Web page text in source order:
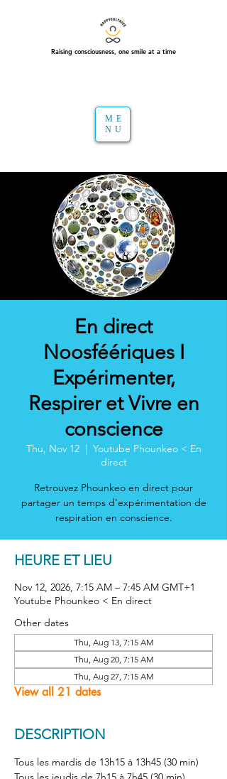
Raising consciousness, one smile at a time
ME
NU
En direct
Noosféériques I
Expérimenter,
Respirer et Vivre en
conscience
Thu, Nov 12
  |
Youtube Phounkeo < En
direct
Retrouvez Phounkeo en direct pour
partager un temps d'expérimentation de
respiration en conscience.
HEURE ET LIEU
Nov 12, 2026, 7:15 AM – 7:45 AM GMT+1
Youtube Phounkeo < En direct
Other dates
Thu, Aug 13, 7:15 AM
Thu, Aug 20, 7:15 AM
Thu, Aug 27, 7:15 AM
View all 21 dates
DESCRIPTION
Tous les mardis de 13h15 à 13h45 (30 min)